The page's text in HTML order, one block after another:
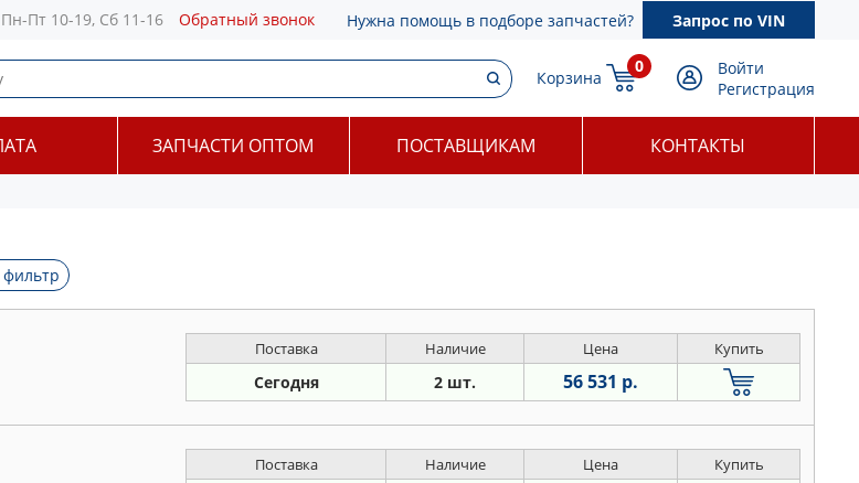
Пн-Пт 10-19, Сб 11-16 Обратный звонок Нужна помощь в подборе запчастей? Запрос по VIN
Корзина
0
Войти
Регистрация
ЗАПЧАСТИ ОПТОМ ПОСТАВЩИКАМ КОНТАКТЫ
Поставка Наличие Цена Купить
Сегодня 2 шт. 56 531 р.
Поставка Наличие Цена Купить